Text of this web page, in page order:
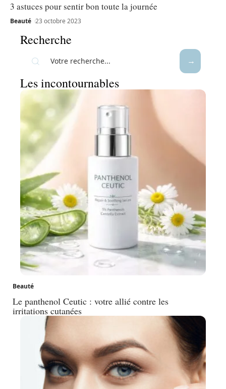
3 astuces pour sentir bon toute la journée
Beauté 23 octobre 2023
Recherche
Les incontournables
Beauté
Le panthenol Ceutic : votre allié contre les
irritations cutanées